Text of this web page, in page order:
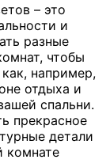
– это
и
разные
чтобы
например,
отдыха и
спальни.
прекрасное
детали
комнате